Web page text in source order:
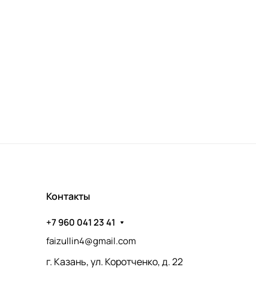
Контакты
+7 960 041 23 41
faizullin4@gmail.com
г. Казань, ул. Коротченко, д. 22